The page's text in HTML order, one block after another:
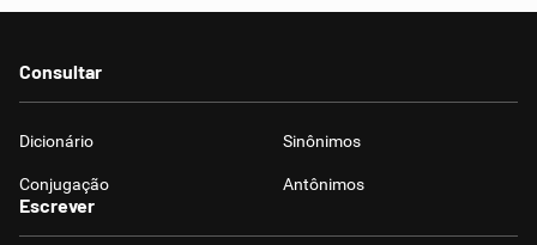
Consultar
Dicionário Sinônimos
Conjugação Antônimos
Escrever